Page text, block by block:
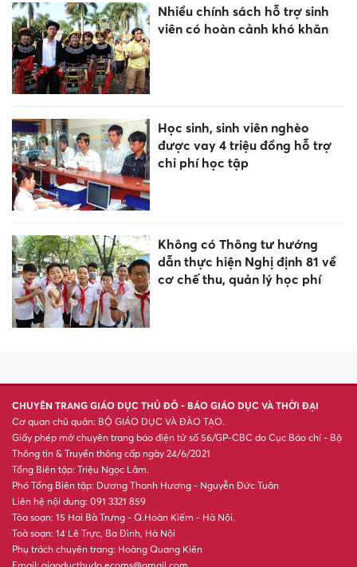
Nhiều chính sách hỗ trợ sinh
viên có hoàn cảnh khó khăn
Học sinh, sinh viên nghèo
được vay 4 triệu đồng hỗ trợ
chi phí học tập
Không có Thông tư hướng
dẫn thực hiện Nghị định 81 về
cơ chế thu, quản lý học phí
CHUYÊN TRANG GIÁO DỤC THỦ ĐÔ - BÁO GIÁO DỤC VÀ THỜI ĐẠI
Cơ quan chủ quản: BỘ GIÁO DỤC VÀ ĐÀO TẠO.
Giấy phép mở chuyên trang báo điện tử số 56/GP-CBC do Cục Báo chí - Bộ
Thông tin & Truyền thông cấp ngày 24/6/2021
Tổng Biên tập: Triệu Ngọc Lâm.
Phó Tổng Biên tập: Dương Thanh Hương - Nguyễn Đức Tuân
Liên hệ nội dung: 091 3321 859
Tòa soạn: 15 Hai Bà Trưng - Q.Hoàn Kiếm - Hà Nội.
Toà soạn: 14 Lê Trực, Ba Đình, Hà Nội
Phụ trách chuyên trang: Hoàng Quang Kiên